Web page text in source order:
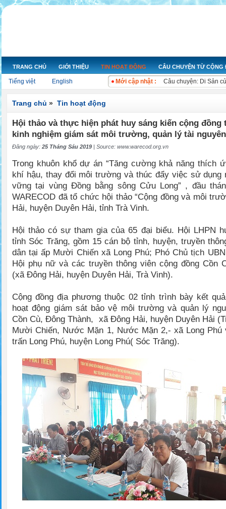
TRANG CHỦ GIỚI THIỆU TIN HOẠT ĐỘNG CÂU CHUYỆN TỪ CỘNG
Tiếng việt English Mới cập nhật :
Nỗ lực hoạt động
Câu chuyện: Di Sản
Bộ Tài nguyên và Môi
Kon Tum chỉ rõ sai
Xả nước thải gây ô
Trang chủ » Tin hoạt động
Hội thảo và thực hiện phát huy sáng kiến cộng đồng
kinh nghiệm giám sát môi trường, quản lý tài
Đăng ngày: 25 Tháng Sáu 2019 | Source: www.warecod.org.vn
Trong khuôn khổ dự án “Tăng cường khả năng thích
khí hậu, thay đổi môi trường và thúc đẩy việc sử dụng
vững tại vùng Đồng bằng sông Cửu Long” , đầu
WARECOD đã tổ chức hội thảo “Cộng đồng và môi
Hải, huyện Duyên Hải, tỉnh Trà Vinh.
Hội thảo có sự tham gia của 65 đại biểu. Hội LHPN
tỉnh Sóc Trăng, gồm 15 cán bộ tỉnh, huyện, truyền
dân tại ấp Mười Chiến xã Long Phú; Phó Chủ tịch
Hội phụ nữ và các truyền thông viên cộng đồng Cồn
(xã Đông Hải, huyện Duyên Hải, Trà Vinh).
Cộng đồng địa phương thuộc 02 tỉnh trình bày kết
hoạt động giám sát bảo vệ môi trường và quản lý
Cồn Cù, Đông Thành, xã Đông Hải, huyện Duyên Hải
Mười Chiến, Nước Mặn 1, Nước Mặn 2,- xã Long Phú
trấn Long Phú, huyện Long Phú( Sóc Trăng).